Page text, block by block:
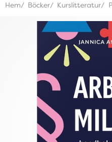
Hem Böcker Kurslitteratur